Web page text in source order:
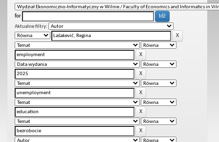
for
Aktualne filtry: